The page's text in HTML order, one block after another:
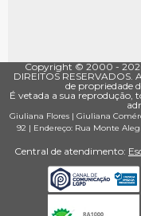
Copyright © 2000 -
DIREITOS RESERVADOS.
de propriedade
É vetada a sua reprodução,
Giuliana Flores | Giuliana
92 | Endereço: Rua Monte
Central de atendimento: